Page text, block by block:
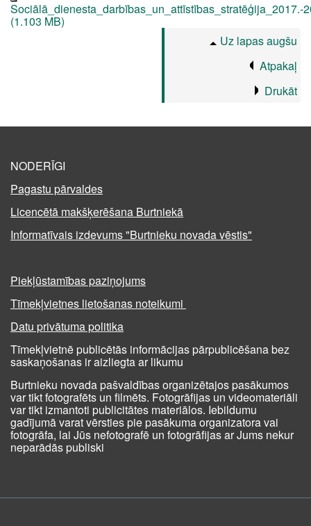
Sociālā_dienesta_darbības_un_attīstības_stratēģija_2017.-
(1.103 MB)
Uz lapas augšu
Atpakaļ
Drukāt
NODERĪGI
Pagastu pārvaldes
Licencētā makšķerēšana Burtniekā
Informatīvais izdevums "Burtnieku novada vēstis"
Piekļūstamības paziņojums
Tīmekļvietnes lietošanas noteikumi
Datu privātuma politika
Tīmekļvietnē publicētās informācijas pārpublicēšana bez
saskaņošanas ir aizliegta ar likumu
Burtnieku novada pašvaldības organizētajos pasākumos
var tikt fotografēts un filmēts. Fotogrāfijas un videomateriāli
var tikt izmantoti publicitātes materiālos. Iebildumu
gadījumā varat vērsties pie pasākuma organizatora vai
fotogrāfa, lai Jūs nefotografē un fotogrāfijas ar Jums nekur
neparādās publiski